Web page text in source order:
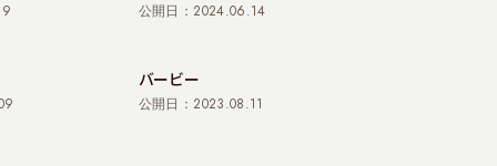
公開日：2024.06.14
バービー
公開日：2023.08.11